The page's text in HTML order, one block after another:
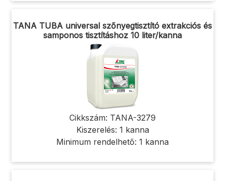
TANA TUBA universal szőnyegtisztító extrakciós és
samponos tisztításhoz 10 liter/kanna
Cikkszám: TANA-3279
Kiszerelés: 1 kanna
Minimum rendelhető: 1 kanna